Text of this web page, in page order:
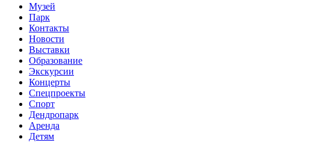
Музей
Парк
Контакты
Новости
Выставки
Образование
Экскурсии
Концерты
Спецпроекты
Спорт
Дендропарк
Аренда
Детям